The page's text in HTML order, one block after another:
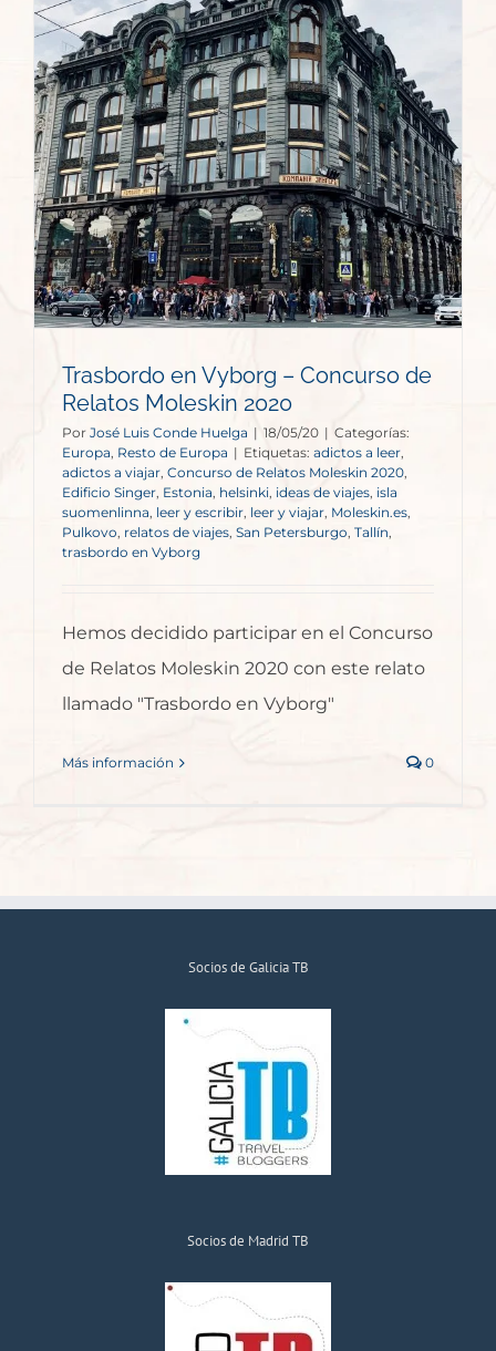
Trasbordo en Vyborg – Concurso de
Relatos Moleskin 2020
Por José Luis Conde Huelga | 18/05/20 | Categorías:
Europa, Resto de Europa | Etiquetas: adictos a leer,
adictos a viajar, Concurso de Relatos Moleskin 2020,
Edificio Singer, Estonia, helsinki, ideas de viajes, isla
suomenlinna, leer y escribir, leer y viajar, Moleskin.es,
Pulkovo, relatos de viajes, San Petersburgo, Tallín,
trasbordo en Vyborg
Hemos decidido participar en el Concurso
de Relatos Moleskin 2020 con este relato
llamado "Trasbordo en Vyborg"
Más información 0
Socios de Galicia TB
Socios de Madrid TB